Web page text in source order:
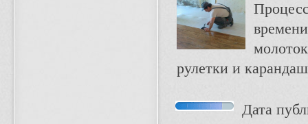
рулетки и
Дата